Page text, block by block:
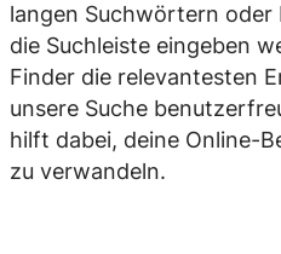
langen Suchwörtern oder
die Suchleiste eingeben
Finder die relevantesten
unsere Suche
hilft dabei, deine Online-
zu verwandeln.